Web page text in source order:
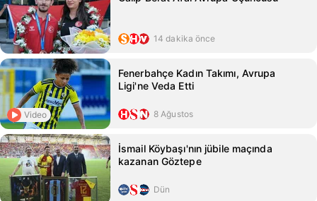
14 dakika önce
Video
Fenerbahçe Kadın Takımı, Avrupa
Ligi'ne Veda Etti
8 Ağustos
İsmail Köybaşı'nın jübile maçında
kazanan Göztepe
Dün